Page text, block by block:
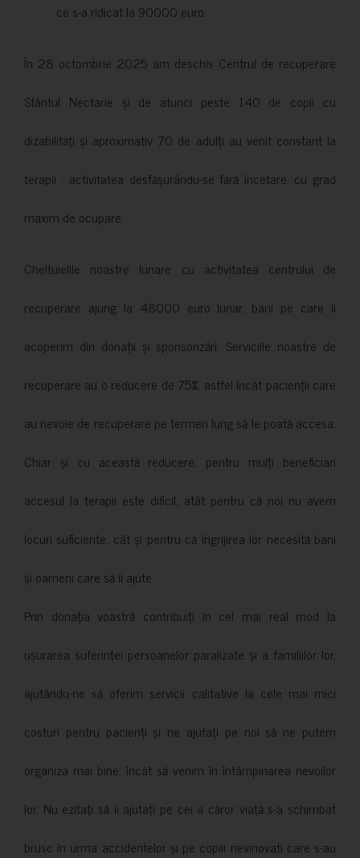
ce s-a ridicat la 90000 euro.
În 28 octombrie 2025 am deschis Centrul de recuperare
Sfântul Nectarie și de atunci peste 140 de copii cu
dizabilități și aproximativ 70 de adulți au venit constant la
terapii , activitatea desfășurându-se fără încetare, cu grad
maxim de ocupare.
Cheltuielile noastre lunare cu activitatea centrului de
recuperare ajung la 48000 euro lunar, bani pe care îi
acoperim din donații și sponsorizări. Serviciile noastre de
recuperare au o reducere de 75%, astfel încât pacienții care
au nevoie de recuperare pe termen lung să le poată accesa.
Chiar și cu această reducere, pentru mulți beneficiari
accesul la terapii este dificil, atât pentru că noi nu avem
locuri suficiente, cât și pentru că îngrijirea lor necesită bani
și oameni care să îi ajute.
Prin donația voastră contribuiți în cel mai real mod la
ușurarea suferinței persoanelor paralizate și a familiilor lor,
ajutându-ne să oferim servicii calitative la cele mai mici
costuri pentru pacienți și ne ajutați pe noi să ne putem
organiza mai bine, încât să venim în întâmpinarea nevoilor
lor. Nu ezitați să îi ajutați pe cei a căror viață s-a schimbat
brusc în urma accidentelor și pe copiii nevinovati care s-au